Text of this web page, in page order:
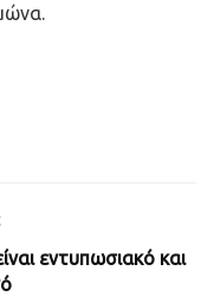
εντυπωσιακό και